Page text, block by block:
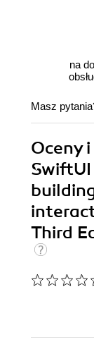
na
Masz
Oceny
Third